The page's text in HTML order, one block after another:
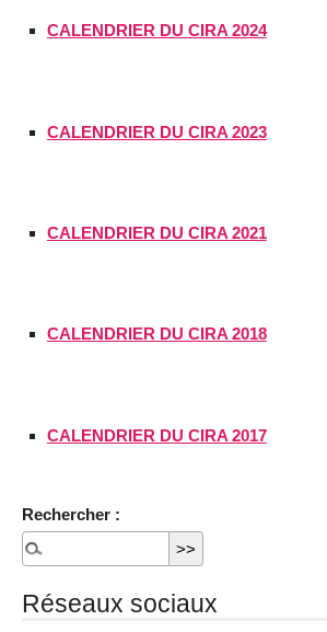
CALENDRIER DU CIRA 2024
CALENDRIER DU CIRA 2023
CALENDRIER DU CIRA 2021
CALENDRIER DU CIRA 2018
CALENDRIER DU CIRA 2017
Rechercher :
Réseaux sociaux